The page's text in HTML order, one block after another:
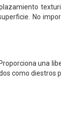
No
una
como diestros